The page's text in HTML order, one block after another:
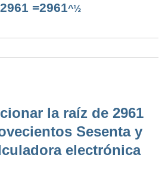
=2961^½
la raíz de 2961
Sesenta y
electrónica